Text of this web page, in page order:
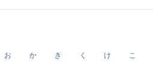
お か き く け こ